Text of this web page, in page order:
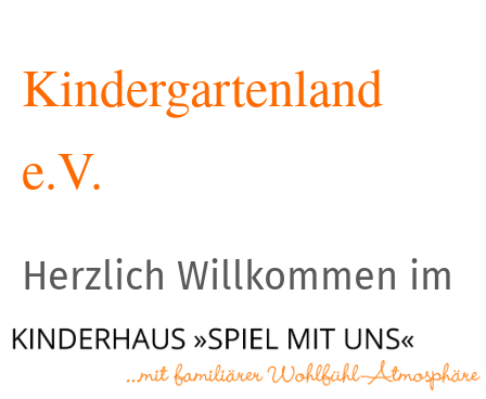
Kindergartenland
e.V.
Herzlich Willkommen im